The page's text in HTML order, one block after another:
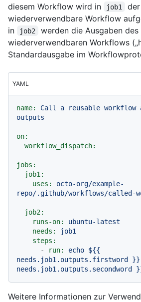
diesem Workflow wird in
job1
der
wiederverwendbare Workflow
in
job2
werden die Ausgaben des
wiederverwendbaren Workflows
Standardausgabe im
YAML
name: Call a reusable workflow
outputs
on:
workflow_dispatch:
jobs:
job1:
uses:
octo-org/example-
repo/.github/workflows/called-
job2:
runs-on:
ubuntu-latest
needs:
job1
steps:
-
run: echo ${{
needs.job1.outputs.firstword }}
needs.job1.outputs.secondword
Weitere Informationen zur